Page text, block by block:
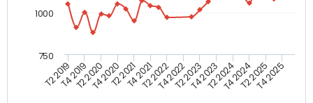
T2 2019T4 2019T2 2020T4 2020T2 2021T4 2021T2 2022T4 2022T2 2023T4 2023T2 2024T4 2024T2 2025T4 2025
1000
750